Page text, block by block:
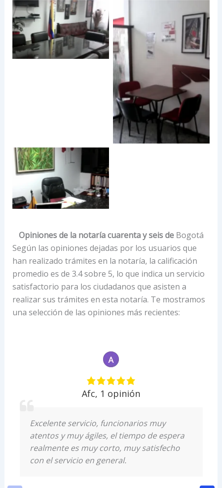
Opiniones de la notaría cuarenta y seis deBogotá
Según las opiniones dejadas por los usuarios que
han realizado trámites en la notaría, la calificación
promedio es de 3.4 sobre 5, lo que indica un servicio
satisfactorio para los ciudadanos que asisten a
realizar sus trámites en esta notaría. Te mostramos
una selección de las opiniones más recientes:
Afc, 1 opinión
Excelente servicio, funcionarios muy
atentos y muy ágiles, el tiempo de espera
realmente es muy corto, muy satisfecho
con el servicio en general.